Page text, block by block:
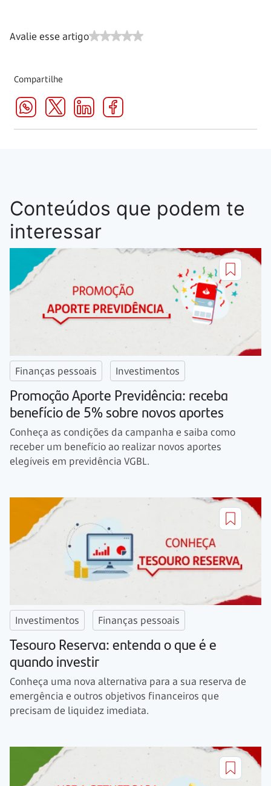
Avalie esse artigo
Compartilhe
Conteúdos que podem te
interessar
Finanças pessoais Investimentos
Promoção Aporte Previdência: receba
benefício de 5% sobre novos aportes
Conheça as condições da campanha e saiba como
receber um benefício ao realizar novos aportes
elegíveis em previdência VGBL.
Investimentos Finanças pessoais
Tesouro Reserva: entenda o que é e
quando investir
Conheça uma nova alternativa para a sua reserva de
emergência e outros objetivos financeiros que
precisam de liquidez imediata.